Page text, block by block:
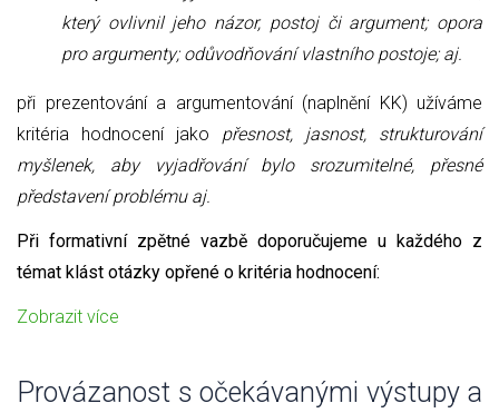
který ovlivnil jeho názor, postoj či argument; opora
pro argumenty; odůvodňování vlastního postoje; aj.
při prezentování a argumentování (naplnění KK) užíváme
kritéria hodnocení jako přesnost, jasnost, strukturování
myšlenek, aby vyjadřování bylo srozumitelné, přesné
představení problému aj.
Při formativní zpětné vazbě doporučujeme u každého z
témat klást otázky opřené o kritéria hodnocení:
Zobrazit více
Provázanost s očekávanými výstupy a